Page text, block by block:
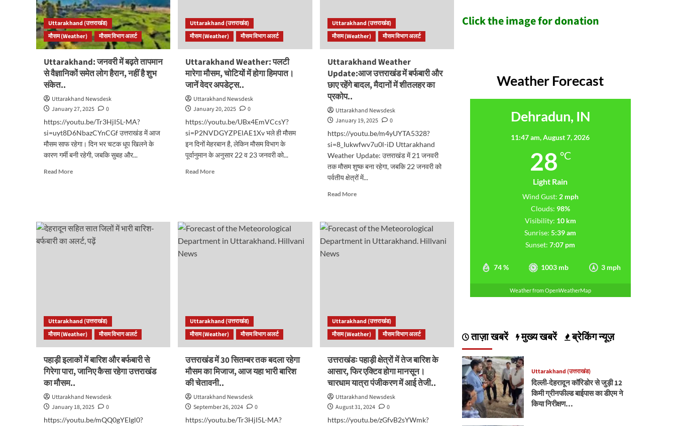
के
आसार..
का
अभाव
बड़े
संकेत,
पढ़ें..
Uttarakhand (उत्तराखंड)
मौसम (Weather)
मौसम विभाग अलर्ट
Uttarakhand: जनवरी में बढ़ते तापमान
से वैज्ञानिकों समेत लोग हैरान, नहीं है शुभ
संकेत..
Uttarakhand Newsdesk
January 27, 2025
0
https://youtu.be/Tr3HjI5L-MA?
si=uyt8D6NbazCYnCGf उत्तराखंड में आज
मौसम साफ रहेगा। दिन भर चटक धूप खिलने के
कारण गर्मी बनी रहेगी, जबकि सुबह और...
Read MoreRead
बढ़ते
तापमान
से
संकेत..
Uttarakhand (उत्तराखंड)
मौसम (Weather)
मौसम विभाग अलर्ट
Uttarakhand Weather: पलटी
मारेगा मौसम, चोटियों में होगा हिमपात।
जानें वेदर अपडेट्स..
Uttarakhand Newsdesk
January 20, 2025
0
https://youtu.be/UBx4EmVCcsY?
si=P2NVDGYZPElAE1Xv भले ही मौसम
इन दिनों मेहरबान है, लेकिन मौसम विभाग के
पूर्वानुमान के अनुसार 22 व 23 जनवरी को...
Read MoreRead
मारेगा
मौसम,
चोटियों
Uttarakhand (उत्तराखंड)
मौसम (Weather)
मौसम विभाग अलर्ट
Uttarakhand Weather
Update:आज उत्तराखंड में बर्फबारी और
छाए रहेंगे बादल, मैदानों में शीतलहर का
प्रकोप..
Uttarakhand Newsdesk
January 19, 2025
0
https://youtu.be/m4yUYTA5328?
si=8_Iukwfwv7u0l-iD Uttarakhand
Weather Update: उत्तराखंड में 21 जनवरी
तक मौसम शुष्क बना रहेगा, जबकि 22 जनवरी को
पर्वतीय क्षेत्रों में...
Read MoreRead
Uttarakhand
Weather
Update:आज
मैदानों
में
शीतलहर
प्रकोप..
Uttarakhand (उत्तराखंड)
मौसम (Weather)
मौसम विभाग अलर्ट
पहाड़ी इलाकों में बारिश और बर्फबारी से
गिरेगा पारा, जानिए कैसा रहेगा उत्तराखंड
का मौसम..
Uttarakhand Newsdesk
January 18, 2025
0
https://youtu.be/mQQ0gYEIgl0?
Uttarakhand (उत्तराखंड)
मौसम (Weather)
मौसम विभाग अलर्ट
उत्तराखंड में 30 सितम्बर तक बदला रहेगा
मौसम का मिजाज, आज यहा भारी बारिश
की चेतावनी..
Uttarakhand Newsdesk
September 26, 2024
0
https://youtu.be/Tr3HjI5L-MA?
Uttarakhand (उत्तराखंड)
मौसम (Weather)
मौसम विभाग अलर्ट
उत्तराखंडः पहाड़ी क्षेत्रों में तेज बारिश के
आसार, फिर एक्टिव होगा मानसून।
चारधाम यात्रा पंजीकरण में आई तेजी..
Uttarakhand Newsdesk
August 31, 2024
0
https://youtu.be/zGfvB2sYWmk?
Click the image for donation
Weather Forecast
Dehradun, IN
11:47 am,August 7, 2026
28 °C
Light Rain
74 % 1003 mb 3 mph
Wind Gust: 2 mph
Clouds: 98%
Visibility: 10 km
Sunrise: 5:39 am
Sunset: 7:07 pm
Weather from OpenWeatherMap
ताज़ा खबरें मुख्य खबरें ब्रेकिंग न्यूज़
Uttarakhand (उत्तराखंड)
दिल्ली-देहरादून कॉरिडोर से जुड़ी 12
किमी ग्रीनफील्ड बाईपास का डीएम ने
किया निरीक्षण…